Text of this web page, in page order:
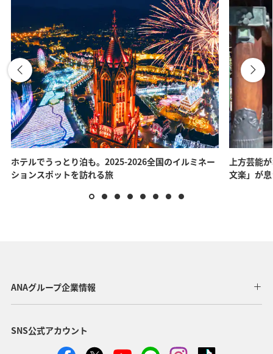
ホテルでうっとり泊も。2025-2026全国のイルミネー
ションスポットを訪れる旅
上方芸能
文楽」が
ANAグループ企業情報
SNS公式アカウント